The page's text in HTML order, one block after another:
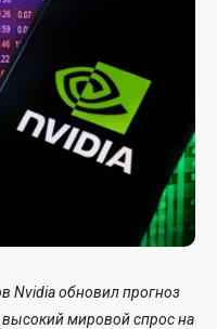
Nvidia обновил прогноз
мировой спрос на